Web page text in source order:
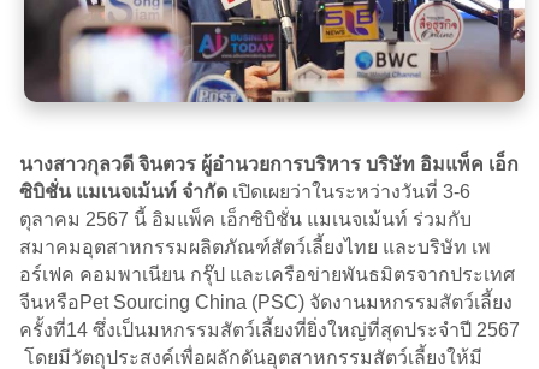
นางสาวกุลวดี จินตวร ผู้อำนวยการบริหาร บริษัท อิมแพ็ค เอ็ก
ซิบิชั่น แมเนจเม้นท์ จำกัด เปิดเผยว่าในระหว่างวันที่ 3-6
ตุลาคม 2567 นี้ อิมแพ็ค เอ็กซิบิชั่น แมเนจเม้นท์ ร่วมกับ
สมาคมอุตสาหกรรมผลิตภัณฑ์สัตว์เลี้ยงไทย และบริษัท เพ
อร์เฟค คอมพาเนียน กรุ๊ป และเครือข่ายพันธมิตรจากประเทศ
จีนหรือPet Sourcing China (PSC) จัดงานมหกรรมสัตว์เลี้ยง
ครั้งที่14 ซึ่งเป็นมหกรรมสัตว์เลี้ยงที่ยิ่งใหญ่ที่สุดประจำปี 2567
โดยมีวัตถุประสงค์เพื่อผลักดันอุตสาหกรรมสัตว์เลี้ยงให้มี